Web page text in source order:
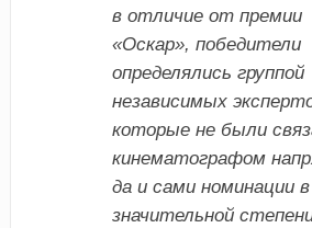
в отличие от премии
«Оскар», победители
определялись группой
независимых
которые не были
кинематографом
да и сами номинации в
значительной